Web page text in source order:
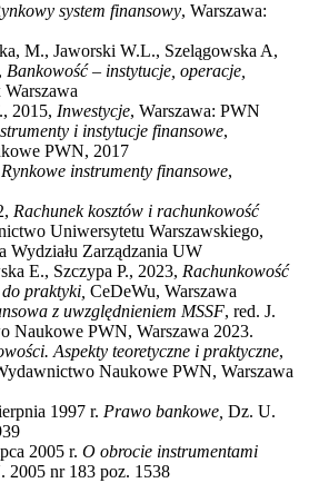
system finansowy, Warszawa:
M., Jaworski W.L., Szelągowska A,
Bankowość – instytucje, operacje,
Warszawa
2015, Inwestycje, Warszawa: PWN
i instytucje finansowe,
PWN, 2017
Rynkowe instrumenty finansowe,
Rachunek kosztów i rachunkowość
Uniwersytetu Warszawskiego,
Wydziału Zarządzania UW
E., Szczypa P., 2023, Rachunkowość
praktyki, CeDeWu, Warszawa
z uwzględnieniem MSSF, red. J.
Naukowe PWN, Warszawa 2023.
Aspekty teoretyczne i praktyczne,
Naukowe PWN, Warszawa
1997 r. Prawo bankowe, Dz. U.
2005 r. O obrocie instrumentami
2005 nr 183 poz. 1538